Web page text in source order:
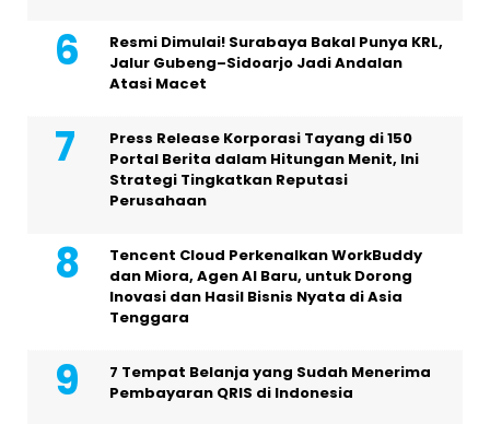
Resmi Dimulai! Surabaya Bakal Punya KRL,
Jalur Gubeng–Sidoarjo Jadi Andalan
Atasi Macet
Press Release Korporasi Tayang di 150
Portal Berita dalam Hitungan Menit, Ini
Strategi Tingkatkan Reputasi
Perusahaan
Tencent Cloud Perkenalkan WorkBuddy
dan Miora, Agen AI Baru, untuk Dorong
Inovasi dan Hasil Bisnis Nyata di Asia
Tenggara
7 Tempat Belanja yang Sudah Menerima
Pembayaran QRIS di Indonesia